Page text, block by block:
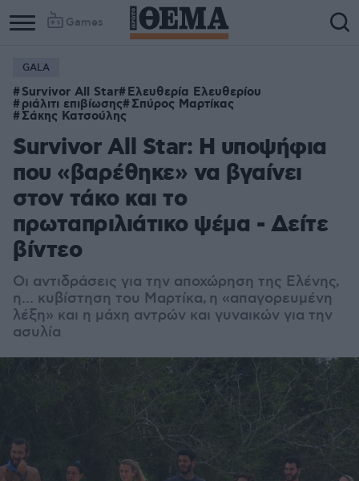
Games
GALA
Survivor All Star Ελευθερία Ελευθερίου
ριάλιτι επιβίωσης Σπύρος Μαρτίκας
Σάκης Κατσούλης
Survivor All Star: Η υποψήφια
που «βαρέθηκε» να βγαίνει
στον τάκο και το
πρωταπριλιάτικο ψέμα - Δείτε
βίντεο
Οι αντιδράσεις για την αποχώρηση της Ελένης,
η... κυβίστηση του Μαρτίκα, η «απαγορευμένη
λέξη» και η μάχη αντρών και γυναικών για την
ασυλία